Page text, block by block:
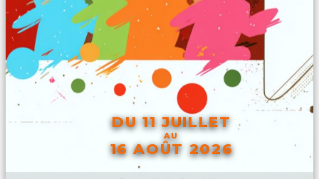
DU 11 JUILLET
AU
16 AOÛT 2026